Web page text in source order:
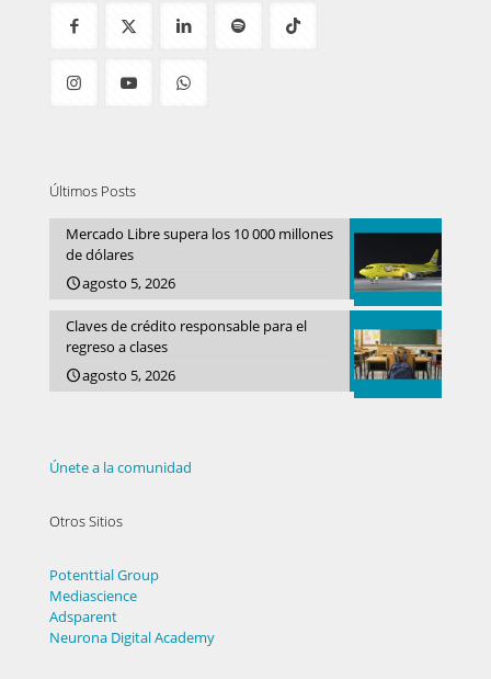
Últimos Posts
Mercado Libre supera los 10 000 millones
de dólares
agosto 5, 2026
Claves de crédito responsable para el
regreso a clases
agosto 5, 2026
Únete a la comunidad
Otros Sitios
Potenttial Group
Mediascience
Adsparent
Neurona Digital Academy